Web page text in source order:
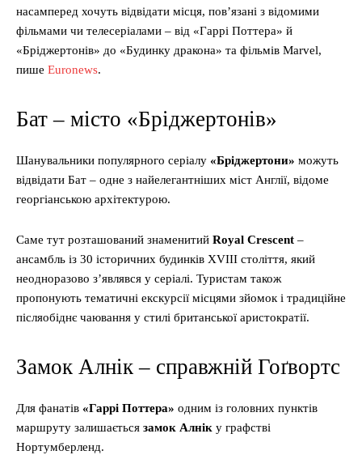
насамперед хочуть відвідати місця, пов’язані з відомими
фільмами чи телесеріалами – від «Гаррі Поттера» й
«Бріджертонів» до «Будинку дракона» та фільмів Marvel,
пише Euronews.
Бат – місто «Бріджертонів»
Шанувальники популярного серіалу «Бріджертони» можуть
відвідати Бат – одне з найелегантніших міст Англії, відоме
георгіанською архітектурою.
Саме тут розташований знаменитий Royal Crescent –
ансамбль із 30 історичних будинків XVIII століття, який
неодноразово з’являвся у серіалі. Туристам також
пропонують тематичні екскурсії місцями зйомок і традиційне
післяобіднє чаювання у стилі британської аристократії.
Замок Алнік – справжній Гоґвортс
Для фанатів «Гаррі Поттера» одним із головних пунктів
маршруту залишається замок Алнік у графстві
Нортумберленд.